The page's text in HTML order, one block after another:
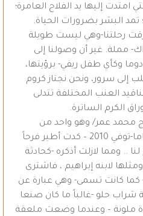
إليها يد الفلاح العامرة؛
تمد البشر بضرورات الحياة.
رحلتنا-وهي ليست طويلة
مملة. غير أن وصولنا إلى
وكأي طفل ريفي- برؤيتها،
إلى سرور، ونحن نجتاز كروم
العنب المختلفة تتدلى
الكرم الساترة.
محمد عمر/ وهو واحد من
مصادرنا الميدانية حوالي 90 عاما-توفي 2010 – كدت أطير فرحاً
.. ومما لازلت أذكره -كحادثة
لابنه إبراهيم ، فاشترى
كانت تسمى- وهي عبارة عن
شراب حلو -غالباً ما كان صنعا
ملونة – وعندما وضعت ملعقة